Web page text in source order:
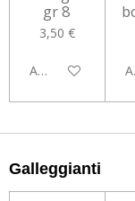
gr 8
3,50 €
Aggiungi al
Galleggianti